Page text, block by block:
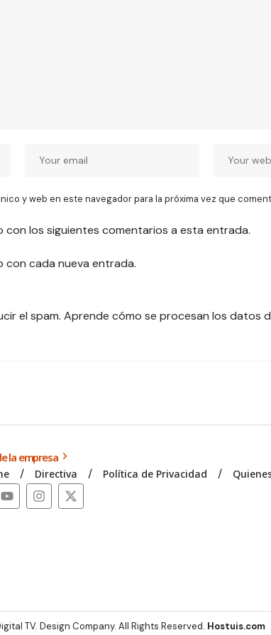
y web en este navegador para la próxima vez que
los siguientes comentarios a esta entrada.
con cada nueva entrada.
el spam. Aprende cómo se procesan los datos
la empresa
Directiva Política de Privacidad
TV. Design Company. All Rights Reserved. Hostuis.com